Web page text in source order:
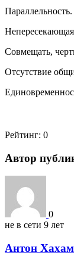
Параллельность.
Совмещать,
Отсутствие
Рейтинг: 0
Автор
0
не в сети 9 лет
Антон